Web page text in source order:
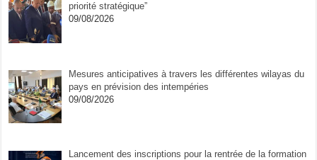
priorité stratégique”
09/08/2026
Mesures anticipatives à travers les différentes wilayas du
pays en prévision des intempéries
09/08/2026
Lancement des inscriptions pour la rentrée de la formation